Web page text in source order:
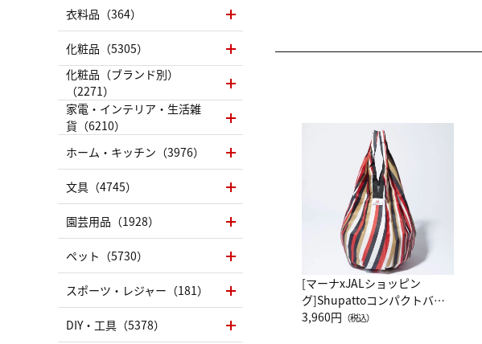
[マーナxJALショッピン
グ]Shupattoコンパクトバッ
グ Drop JAL客室乗務員
3,960円 （税込）
衣料品（364）
化粧品（5305）
化粧品（ブランド別）
（2271）
家電・インテリア・生活雑
貨（6210）
ホーム・キッチン（3976）
文具（4745）
園芸用品（1928）
ペット（5730）
スポーツ・レジャー（181）
DIY・工具（5378）